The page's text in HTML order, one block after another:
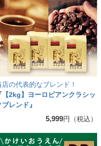
店の代表的なブレンド！
【2kg】ヨーロピアンクラシッ
ブレンド』
5,999円（税込）